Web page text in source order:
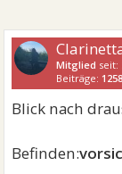
Mitglied seit:
Beiträge: 1258
Blick nach
Befinden: